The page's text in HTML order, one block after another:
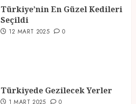
Türkiye’nin En Güzel Kedileri
Seçildi
12 MART 2025 0
Türkiyede Gezilecek Yerler
1 MART 2025 0